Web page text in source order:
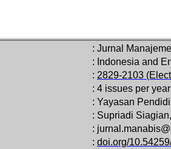
: Jurnal
: Indonesia and
: 2829-2103
: 4 issues per
: Yayasan
: Supriadi
:
: doi.org/